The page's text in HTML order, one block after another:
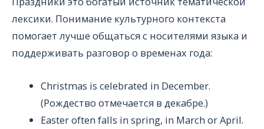
лексики. Понимание культурного контекста
помогает лучше общаться с носителями языка и
поддерживать разговор о временах года:
Christmas is celebrated in December.
(Рождество отмечается в декабре.)
Easter often falls in spring, in March or April.